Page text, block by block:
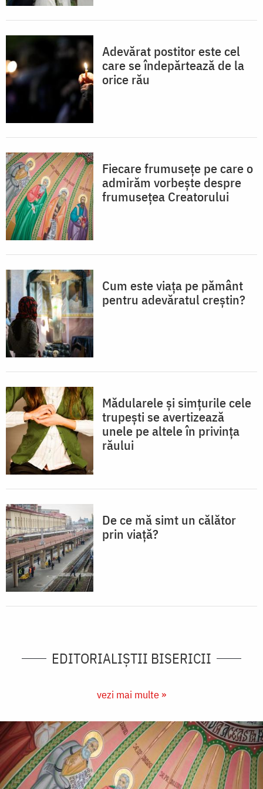
Adevărat postitor este cel
care se îndepărtează de la
orice rău
Fiecare frumusețe pe care o
admirăm vorbește despre
frumusețea Creatorului
Cum este viața pe pământ
pentru adevăratul creștin?
Mădularele și simțurile cele
trupești se avertizează
unele pe altele în privința
răului
De ce mă simt un călător
prin viață?
EDITORIALIȘTII BISERICII
vezi mai multe »